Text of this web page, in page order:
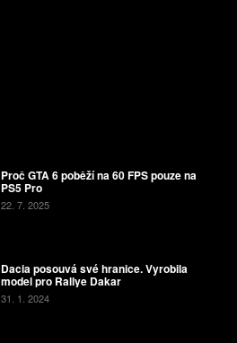
Proč GTA 6 poběží na 60 FPS pouze na
PS5 Pro
22. 7. 2025
Dacia posouvá své hranice. Vyrobila
model pro Rallye Dakar
31. 1. 2024